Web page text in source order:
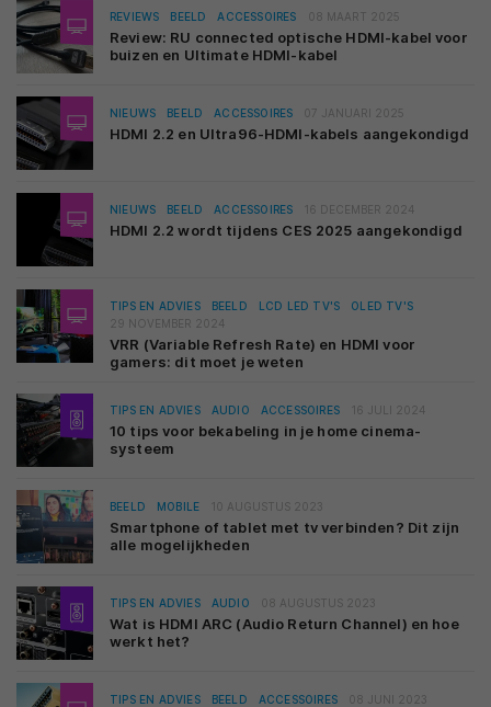
REVIEWS BEELD ACCESSOIRES 08 MAART 2025
Review: RU connected optische HDMI-kabel voor
buizen en Ultimate HDMI-kabel
NIEUWS BEELD ACCESSOIRES 07 JANUARI 2025
HDMI 2.2 en Ultra96-HDMI-kabels aangekondigd
NIEUWS BEELD ACCESSOIRES 16 DECEMBER 2024
HDMI 2.2 wordt tijdens CES 2025 aangekondigd
TIPS EN ADVIES BEELD LCD LED TV'S
OLED TV'S
29 NOVEMBER 2024
VRR (Variable Refresh Rate) en HDMI voor
gamers: dit moet je weten
TIPS EN ADVIES AUDIO ACCESSOIRES 16 JULI 2024
10 tips voor bekabeling in je home cinema-
systeem
BEELD MOBILE 10 AUGUSTUS 2023
Smartphone of tablet met tv verbinden? Dit zijn
alle mogelijkheden
TIPS EN ADVIES AUDIO 08 AUGUSTUS 2023
Wat is HDMI ARC (Audio Return Channel) en hoe
werkt het?
TIPS EN ADVIES BEELD ACCESSOIRES 08 JUNI 2023